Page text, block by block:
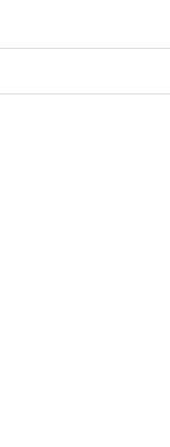
Prados del Este,
Este, Caracas,
Municipio Baruta,